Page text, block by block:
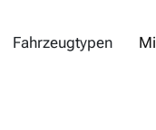
Fahrzeugtypen